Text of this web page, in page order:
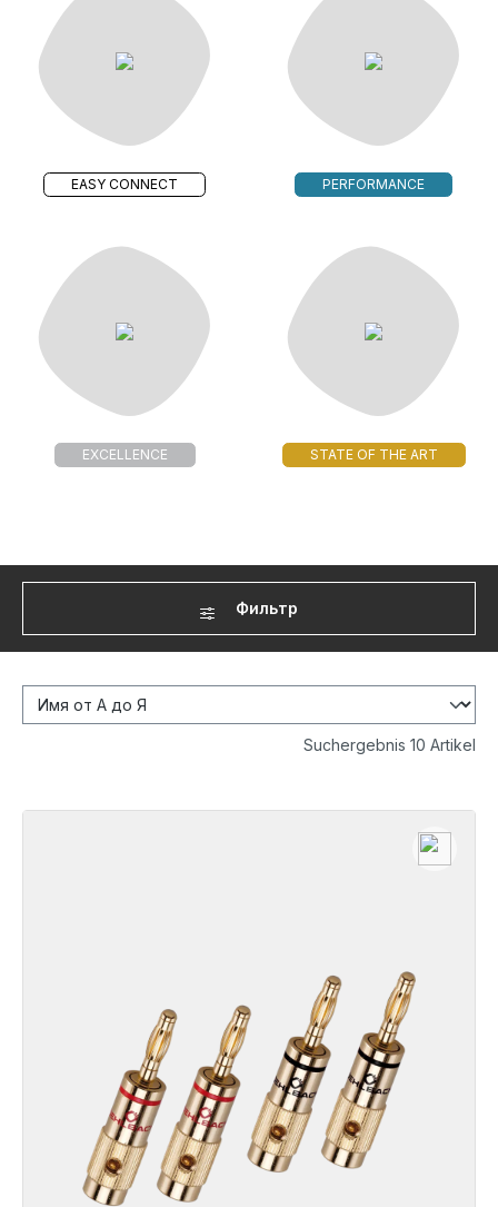
EASY CONNECT PERFORMANCE
EXCELLENCE STATE OF THE ART
Фильтр
Suchergebnis 10 Artikel